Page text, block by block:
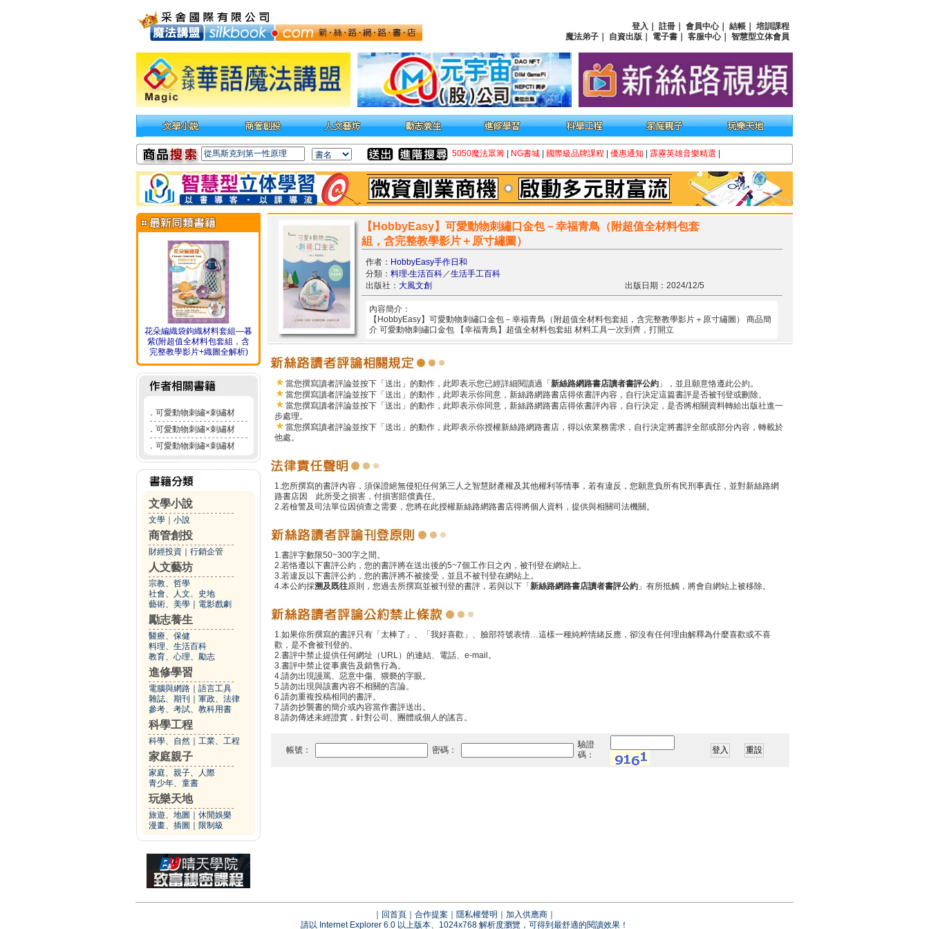
登入 註冊 會員中心｜ 結帳
培訓課程
魔法弟子
自資出版 電子書 客服中心｜ 智慧型立体會員
5050魔法眾籌 NG書城 國際級品牌課程 優惠通知 霹靂英雄音樂精選
花朵編織袋鉤織材料套組—暮
紫(附超值全材料包套組，含
完整教學影片+織圖全解析)
． 可愛動物刺繡×刺繡材
． 可愛動物刺繡×刺繡材
． 可愛動物刺繡×刺繡材
文學小說
文學 小說
商管創投
財經投資 行銷企管
人文藝坊
宗教、哲學
社會、人文、史地
藝術、美學
電影戲劇
勵志養生
醫療、保健
料理、生活百科
教育、心理、勵志
進修學習
電腦與網路
語言工具
雜誌、期刊
軍政、法律
參考、考試、教科用書
科學工程
科學、自然 工業、工程
家庭親子
家庭、親子、人際
青少年、童書
玩樂天地
旅遊、地圖
休閒娛樂
漫畫、插圖
限制級
【HobbyEasy】可愛動物刺繡口金包－幸福青鳥（附超值全材料包套
組，含完整教學影片＋原寸繡圖）
作者： HobbyEasy手作日和
分類： 料理‧生活百科／生活手工百科
出版社： 大風文創 出版日期：2024/12/5
內容簡介：
【HobbyEasy】可愛動物刺繡口金包－幸福青鳥（附超值全材料包套組，含完整教學影片＋原寸繡圖） 商品簡
介 可愛動物刺繡口金包 【幸福青鳥】超值全材料包套組 材料工具一次到齊，打開立
當您撰寫讀者評論並按下「送出」的動作，此即表示您已經詳細閱讀過「 新絲路網路書店讀者書評公約 」，並且願意恪遵此公約。
當您撰寫讀者評論並按下「送出」的動作，此即表示你同意，新絲路網路書店得依書評內容，自行決定這篇書評是否被刊登或刪除。
當您撰寫讀者評論並按下「送出」的動作，此即表示你同意，新絲路網路書店得依書評內容，自行決定，是否將相關資料轉給出版社進一
步處理。
當您撰寫讀者評論並按下「送出」的動作，此即表示你授權新絲路網路書店，得以依業務需求，自行決定將書評全部或部分內容，轉載於
他處。
1.您所撰寫的書評內容，須保證絕無侵犯任何第三人之智慧財產權及其他權利等情事，若有違反，您願意負所有民刑事責任，並對新絲路網
路書店因 此所受之損害，付損害賠償責任。
2.若檢警及司法單位因偵查之需要，您將在此授權新絲路網路書店得將個人資料，提供與相關司法機關。
1.書評字數限50~300字之間。
2.若恪遵以下書評公約，您的書評將在送出後的5~7個工作日之內，被刊登在網站上。
3.若違反以下書評公約，您的書評將不被接受，並且不被刊登在網站上。
4.本公約採溯及既往原則，您過去所撰寫並被刊登的書評，若與以下「 新絲路網路書店讀者書評公約 」有所抵觸，將會自網站上被移除。
1.如果你所撰寫的書評只有「太棒了」、「我好喜歡」、臉部符號表情…這樣一種純粹情緒反應，卻沒有任何理由解釋為什麼喜歡或不喜
歡，是不會被刊登的。
2.書評中禁止提供任何網址（URL）的連結、電話、e-mail。
3.書評中禁止從事廣告及銷售行為。
4.請勿出現謾罵、惡意中傷、猥褻的字眼。
5.請勿出現與該書內容不相關的言論。
6.請勿重複投稿相同的書評。
7.請勿抄襲書的簡介或內容當作書評送出。
8.請勿傳述未經證實，針對公司、團體或個人的謠言。
帳號： 密碼：
驗證
碼：
回首頁 合作提案 隱私權聲明 加入供應商
請以 Internet Explorer 6.0 以上版本、1024x768 解析度瀏覽，可得到最舒適的閱讀效果！